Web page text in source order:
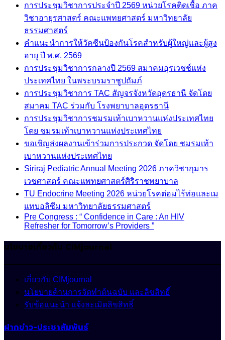
การประชุมวิชาการประจำปี 2569 หน่วยโรคติดเชื้อ ภาค
วิชาอายุรศาสตร์ คณะแพทยศาสตร์ มหาวิทยาลัย
ธรรมศาสตร์
คำแนะนำการให้วัคซีนป้องกันโรคสำหรับผู้ใหญ่และผู้สูง
อายุ ปี พ.ศ. 2569
การประชุมวิชาการกลางปี 2569 สมาคมอุรเวชช์แห่ง
ประเทศไทย ในพระบรมราชูปถัมภ์
การประชุมวิชาการ TAC สัญจรจังหวัดอุดรธานี จัดโดย
สมาคม TAC ร่วมกับ โรงพยาบาลอุดรธานี
การประชุมวิชาการชมรมเท้าเบาหวานแห่งประเทศไทย
โดย ชมรมเท้าเบาหวานแห่งประเทศไทย
ขอเชิญส่งผลงานเข้าร่วมการประกวด จัดโดย ชมรมเท้า
เบาหวานแห่งประเทศไทย
Siriraj Pediatric Annual Meeting 2026 ภาควิชากุมาร
เวชศาสตร์ คณะแพทยศาสตร์ศิริราชพยาบาล
TU Endocrine Meeting 2026 หน่วยโรคต่อมไร้ท่อและเม
แทบอลิซึม มหาวิทยาลัยธรรมศาสตร์
Pre Congress : “ Confidence in Care : An HIV
Refresher for Tomorrow’s Providers ”
นโยบายเกี่ยวกับ CIMjournal
เกี่ยวกับ CIMjournal
นโยบายด้านการจัดทำต้นฉบับ และลิขสิทธิ์
รับข้อแนะนำ แจ้งละเมิดลิขสิทธิ์
ฝากข่าว-ประชาสัมพันธ์